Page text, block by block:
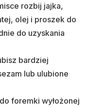
rozbij jajka,
olej i proszek do
do uzyskania
bardziej
lub ulubione
foremki wyłożonej